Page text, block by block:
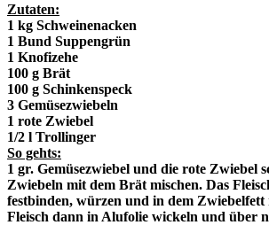
Zutaten:
1 kg Schweinenacken
1 Bund Suppengrün
1 Knofizehe
100 g Brät
100 g Schinkenspeck
3 Gemüsezwiebeln
1 rote Zwiebel
1/2 l Trollinger
So gehts:
1 gr. Gemüsezwiebel und die rote Zwiebel
Zwiebeln mit dem Brät mischen. Das
festbinden, würzen und in dem Zwiebelfett
Fleisch dann in Alufolie wickeln und über